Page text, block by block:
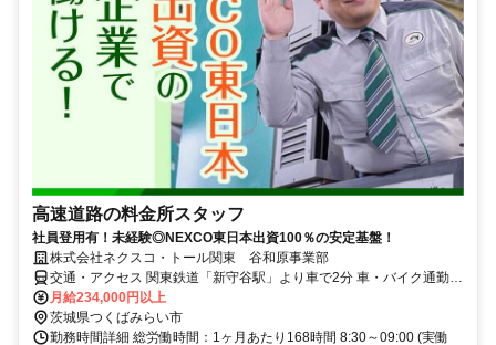
高速道路の料金所スタッフ
社員登用有！未経験◎NEXCO東日本出資100％の安定基盤！
株式会社ネクスコ・トール関東 谷和原事業部
交通・アクセス 関東鉄道「新守谷駅」より車で2分 車・バイク通勤
OK
月給234,000円以上
茨城県つくばみらい市
勤務時間詳細 総労働時間：1ヶ月あたり168時間 8:30～09:00 (実働